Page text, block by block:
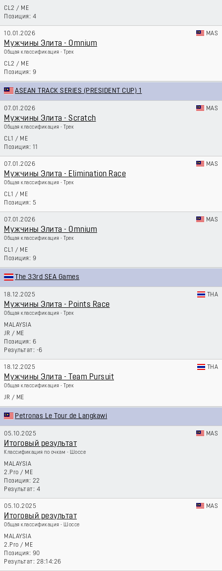
CL2 / ME
4
10.01.2026 MAS
Мужчины Элита - Omnium
Общая классификация - Трек
CL2 / ME
9
ASEAN TRACK SERIES (PRESIDENT CUP) 1
07.01.2026 MAS
Мужчины Элита - Scratch
Общая классификация - Трек
CL1 / ME
11
07.01.2026 MAS
Мужчины Элита - Elimination Race
Общая классификация - Трек
CL1 / ME
5
07.01.2026 MAS
Мужчины Элита - Omnium
Общая классификация - Трек
CL1 / ME
9
The 33rd SEA Games
18.12.2025 THA
Мужчины Элита - Points Race
Общая классификация - Трек
MALAYSIA
JR / ME
6
-6
18.12.2025 THA
Мужчины Элита - Team Pursuit
Общая классификация - Трек
JR / ME
Petronas Le Tour de Langkawi
05.10.2025 MAS
Итоговый результат
Классификация по очкам - Шоссе
MALAYSIA
2.Pro / ME
22
4
05.10.2025 MAS
Итоговый результат
Общая классификация - Шоссе
MALAYSIA
2.Pro / ME
90
28:14:26